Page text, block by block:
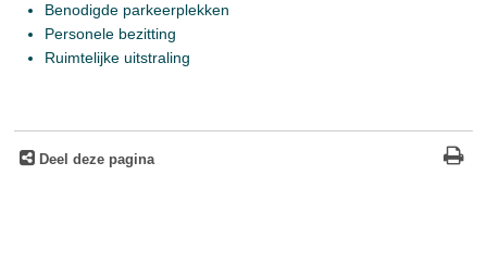
Benodigde parkeerplekken
Personele bezitting
Ruimtelijke uitstraling
Deel deze pagina